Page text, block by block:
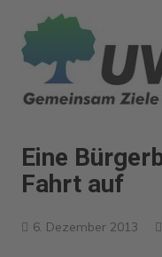
Inhalt
springen
Eine
Fahrt auf
6. Dezember 2013